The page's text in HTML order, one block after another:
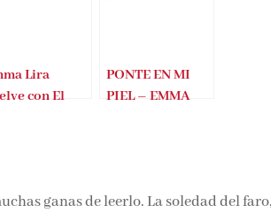
Lira
con El
PONTE EN MI
PIEL – EMMA
ganas de leerlo. La soledad del